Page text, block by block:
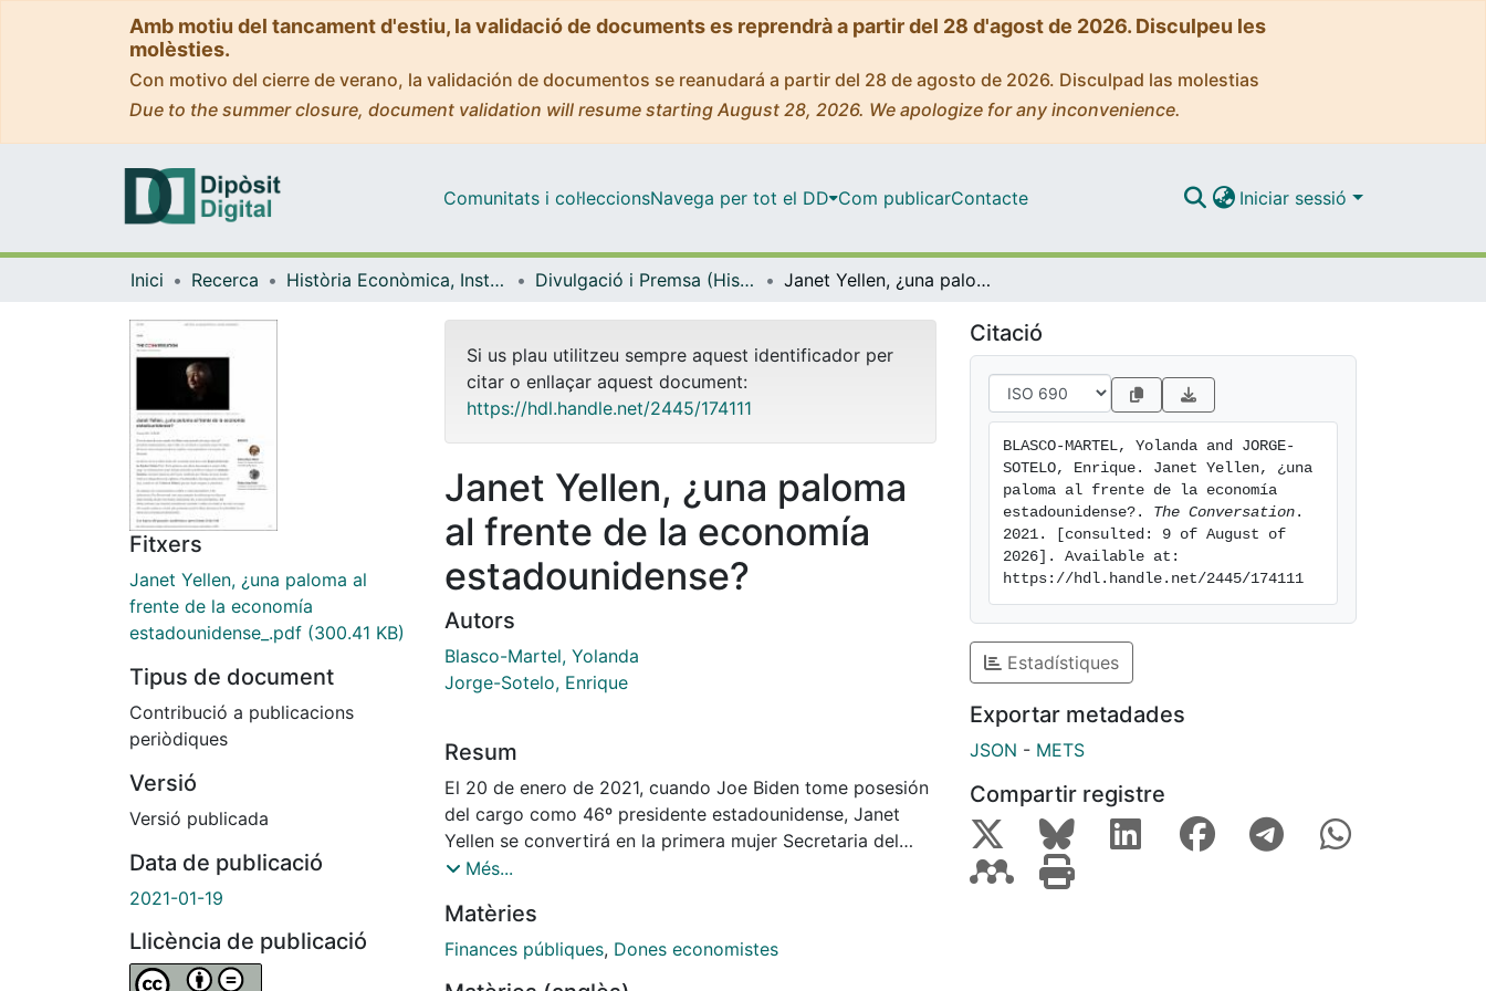
Amb motiu del tancament d'estiu, la validació de documents es reprendrà a partir del 28 d'agost de 2026. Disculpeu les
molèsties.
Con motivo del cierre de verano, la validación de documentos se reanudará a partir del 28 de agosto de 2026. Disculpad las molestias
Due to the summer closure, document validation will resume starting August 28, 2026. We apologize for any inconvenience.
Comunitats i col·leccionsNavega per tot el DD Com publicarContacte Iniciar sessió
Inici Recerca Història Econòmica, Institucions, Política i Economia Mundial Divulgació i Premsa (Història Econòmica, Institucions, Política i Economia Mundial) Janet Yellen, ¿una paloma al frente de la economía estadounidense?
Fitxers
Janet Yellen, ¿una paloma al
frente de la economía
estadounidense_.pdf (300.41 KB)
Tipus de document
Contribució a publicacions
periòdiques
Versió
Versió publicada
Data de publicació
2021-01-19
Llicència de publicació
Si us plau utilitzeu sempre aquest identificador per
citar o enllaçar aquest document:
https://hdl.handle.net/2445/174111
Janet Yellen, ¿una paloma
al frente de la economía
estadounidense?
Autors
Blasco-Martel, Yolanda
Jorge-Sotelo, Enrique
Resum
El 20 de enero de 2021, cuando Joe Biden tome posesión
del cargo como 46º presidente estadounidense, Janet
Yellen se convertirá en la primera mujer Secretaria del
Tesoro de los Estados Unidos de América, cargo
Més...
Matèries
Finances públiques, Dones economistes
Citació
BLASCO-MARTEL, Yolanda and JORGE-
SOTELO, Enrique. Janet Yellen, ¿una
paloma al frente de la economía
estadounidense?. The Conversation .
2021. [consulted: 9 of August of
2026]. Available at:
https://hdl.handle.net/2445/174111
Estadístiques
Exportar metadades
JSON - METS
Compartir registre